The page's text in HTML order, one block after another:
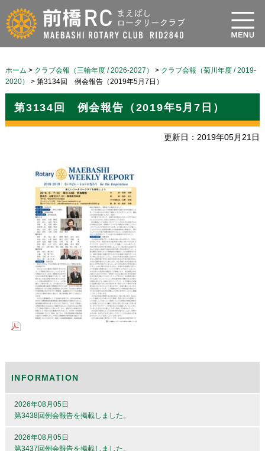
ホーム > クラブ会報（三輪年度 / 2026-2027） > クラブ会報（菊川年度 / 2019-
2020）
> 第3134回 例会報告（2019年5月7日）
第3134回 例会報告（2019年5月7日）
更新日：2019年05月21日
INFORMATION
2026年08月05日
第3438回例会報告を掲載しました。
2026年08月05日
第3437回例会報告を掲載しました。